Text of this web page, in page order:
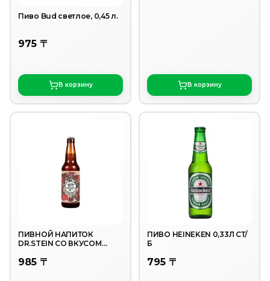
Пиво Bud светлое, 0,45 л.
975 〒
В корзину В корзину
ПИВНОЙ НАПИТОК
DR.STEIN СО ВКУСОМ
985 〒
ПИВО HEINEKEN 0,33Л СТ/
Б
795 〒